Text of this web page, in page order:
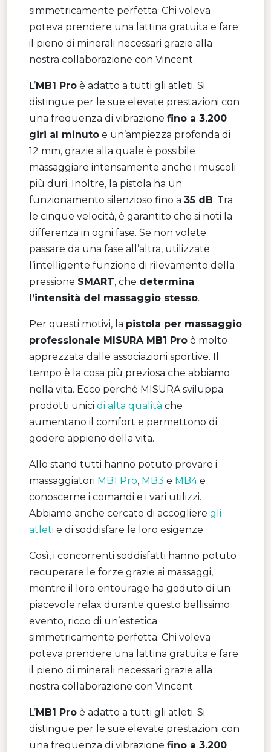
simmetricamente perfetta. Chi voleva
poteva prendere una lattina gratuita e fare
il pieno di minerali necessari grazie alla
nostra collaborazione con Vincent.
L’MB1 Pro è adatto a tutti gli atleti. Si
distingue per le sue elevate prestazioni con
una frequenza di vibrazione fino a 3.200
giri al minuto e un’ampiezza profonda di
12 mm, grazie alla quale è possibile
massaggiare intensamente anche i muscoli
più duri. Inoltre, la pistola ha un
funzionamento silenzioso fino a 35 dB. Tra
le cinque velocità, è garantito che si noti la
differenza in ogni fase. Se non volete
passare da una fase all’altra, utilizzate
l’intelligente funzione di rilevamento della
pressione SMART, che determina
l’intensità del massaggio stesso.
Per questi motivi, la pistola per massaggio
professionale MISURA MB1 Pro è molto
apprezzata dalle associazioni sportive. Il
tempo è la cosa più preziosa che abbiamo
nella vita. Ecco perché MISURA sviluppa
prodotti unici di alta qualità che
aumentano il comfort e permettono di
godere appieno della vita.
Allo stand tutti hanno potuto provare i
massaggiatori MB1 Pro, MB3 e MB4e
conoscerne i comandi e i vari utilizzi.
Abbiamo anche cercato di accogliere gli
atleti e di soddisfare le loro esigenze
Così, i concorrenti soddisfatti hanno potuto
recuperare le forze grazie ai massaggi,
mentre il loro entourage ha goduto di un
piacevole relax durante questo bellissimo
evento, ricco di un’estetica
simmetricamente perfetta. Chi voleva
poteva prendere una lattina gratuita e fare
il pieno di minerali necessari grazie alla
nostra collaborazione con Vincent.
L’MB1 Pro è adatto a tutti gli atleti. Si
distingue per le sue elevate prestazioni con
una frequenza di vibrazione fino a 3.200